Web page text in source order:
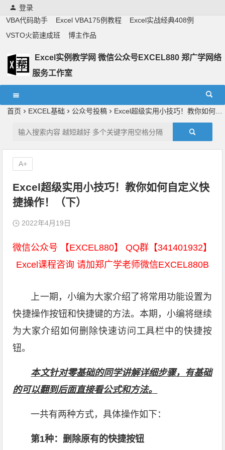
登录
VBA代码助手
Excel VBA175例教程
Excel实战经典408例
VSTO火箭速成班
博主作品
Excel实例教学网 微信公众号EXCEL880 郑广学网络
服务工作室
首页
EXCEL基础 公众号投稿 Excel超级实用小技巧！教你如何自定义快捷操作！（下）
Excel超级实用小技巧！教你如何自定义快
捷操作！（下）
2022年4月19日
微信公众号 【EXCEL880】 QQ群【341401932】
Excel课程咨询 请加郑广学老师微信EXCEL880B
上一期，小编为大家介绍了将常用功能设置为
快捷操作按钮和快捷键的方法。本期，小编将继续
为大家介绍如何删除快速访问工具栏中的快捷按
钮。
本文针对零基础的同学讲解详细步骤，有基础
的可以翻到后面直接看公式和方法。
一共有两种方式，具体操作如下：
第1种：删除原有的快捷按钮
A+